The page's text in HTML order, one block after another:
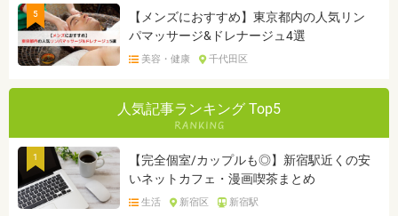
5
【メンズにおすすめ】東京都内の人気リン
パマッサージ&ドレナージュ4選
美容・健康 千代田区
人気記事ランキング Top5
1
【完全個室/カップルも◎】新宿駅近くの安
いネットカフェ・漫画喫茶まとめ
生活 新宿区 新宿駅